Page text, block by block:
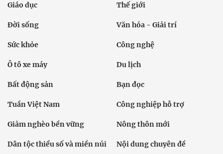
Giáo dục Thế giới
Đời sống Văn hóa - Giải trí
Sức khỏe Công nghệ
Ô tô xe máy Du lịch
Bất động sản Bạn đọc
Tuần Việt Nam Công nghiệp hỗ trợ
Giảm nghèo bền vững Nông thôn mới
Dân tộc thiểu số và miền núi Nội dung chuyên đề